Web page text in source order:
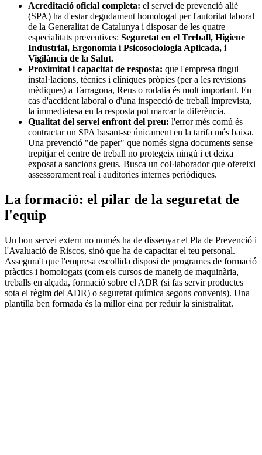
Acreditació oficial completa: el servei de prevenció aliè
(SPA) ha d'estar degudament homologat per l'autoritat laboral
de la Generalitat de Catalunya i disposar de les quatre
especialitats preventives: Seguretat en el Treball, Higiene
Industrial, Ergonomia i Psicosociologia Aplicada, i
Vigilància de la Salut.
Proximitat i capacitat de resposta: que l'empresa tingui
instal·lacions, tècnics i clíniques pròpies (per a les revisions
mèdiques) a Tarragona, Reus o rodalia és molt important. En
cas d'accident laboral o d'una inspecció de treball imprevista,
la immediatesa en la resposta pot marcar la diferència.
Qualitat del servei enfront del preu: l'error més comú és
contractar un SPA basant-se únicament en la tarifa més baixa.
Una prevenció "de paper" que només signa documents sense
trepitjar el centre de treball no protegeix ningú i et deixa
exposat a sancions greus. Busca un col·laborador que ofereixi
assessorament real i auditories internes periòdiques.
La formació: el pilar de la seguretat de
l'equip
Un bon servei extern no només ha de dissenyar el Pla de Prevenció i
l'Avaluació de Riscos, sinó que ha de capacitar el teu personal.
Assegura't que l'empresa escollida disposi de programes de formació
pràctics i homologats (com els cursos de maneig de maquinària,
treballs en alçada, formació sobre el ADR (si fas servir productes
sota el règim del ADR) o seguretat química segons convenis). Una
plantilla ben formada és la millor eina per reduir la sinistralitat.